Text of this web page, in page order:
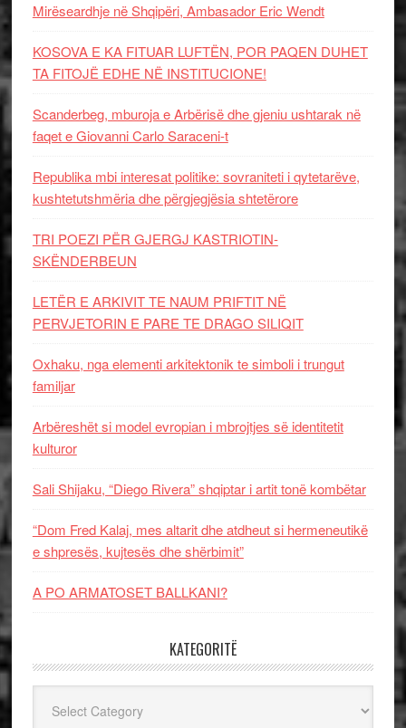
Mirëseardhje në Shqipëri, Ambasador Eric Wendt
KOSOVA E KA FITUAR LUFTËN, POR PAQEN DUHET
TA FITOJË EDHE NË INSTITUCIONE!
Scanderbeg, mburoja e Arbërisë dhe gjeniu ushtarak në
faqet e Giovanni Carlo Saraceni-t
Republika mbi interesat politike: sovraniteti i qytetarëve,
kushtetutshmëria dhe përgjegjësia shtetërore
TRI POEZI PËR GJERGJ KASTRIOTIN-
SKËNDERBEUN
LETËR E ARKIVIT TE NAUM PRIFTIT NË
PERVJETORIN E PARE TE DRAGO SILIQIT
Oxhaku, nga elementi arkitektonik te simboli i trungut
familjar
Arbëreshët si model evropian i mbrojtjes së identitetit
kulturor
Sali Shijaku, “Diego Rivera” shqiptar i artit tonë kombëtar
“Dom Fred Kalaj, mes altarit dhe atdheut si hermeneutikë
e shpresës, kujtesës dhe shërbimit”
A PO ARMATOSET BALLKANI?
KATEGORITË